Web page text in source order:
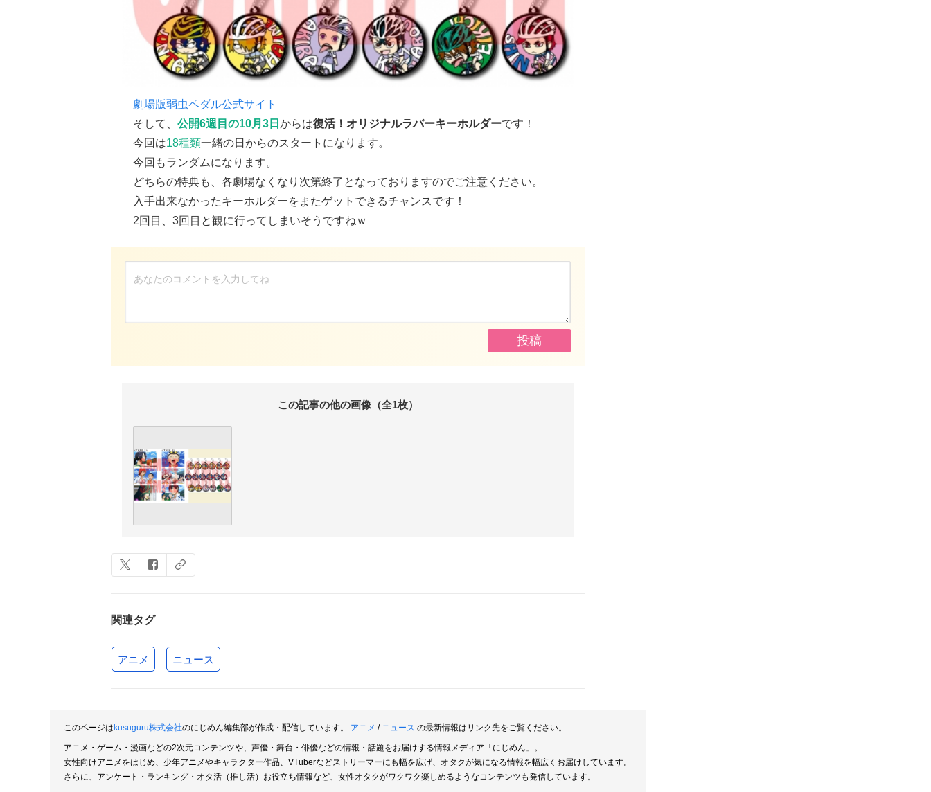
劇場版弱虫ペダル公式サイト
そして、 公開6週目の10月3日 からは復活！オリジナルラバーキーホルダーです！
今回は18種類一緒の日からのスタートになります。
今回もランダムになります。
どちらの特典も、各劇場なくなり次第終了となっておりますのでご注意ください。
入手出来なかったキーホルダーをまたゲットできるチャンスです！
2回目、3回目と観に行ってしまいそうですねｗ
この記事の他の画像（全1枚）
関連タグ
アニメ ニュース
このページはkusuguru株式会社のにじめん編集部が作成・配信しています。 アニメ / ニュース の最新情報はリンク先をご覧ください。
アニメ・ゲーム・漫画などの2次元コンテンツや、声優・舞台・俳優などの情報・話題をお届けする情報メディア「にじめん」。
女性向けアニメをはじめ、少年アニメやキャラクター作品、VTuberなどストリーマーにも幅を広げ、オタクが気になる情報を幅広くお届けしています。
さらに、アンケート・ランキング・オタ活（推し活）お役立ち情報など、女性オタクがワクワク楽しめるようなコンテンツも発信しています。